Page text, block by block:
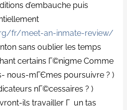
d’embauche puis
fr/meet-an-inmate-review/
sans oublier les temps
certains Г©nigme Comme
nous-mГЄmes poursuivre ? )
nГ©cessaires ? )
ils travailler Г un tas